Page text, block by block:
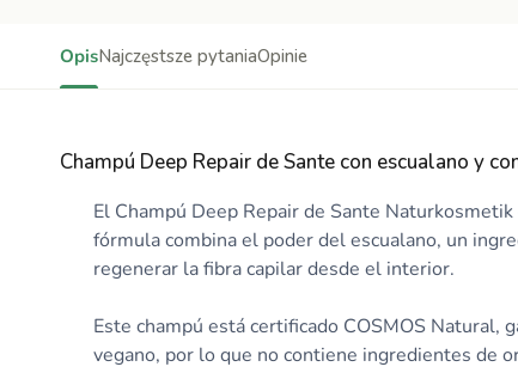
OpisNajczęstsze pytaniaOpinie
Champú Deep Repair de Sante con escualano y
El Champú Deep Repair de Sante
fórmula combina el poder del escualano, un
regenerar la fibra capilar desde el interior.
Este champú está certificado COSMOS
vegano, por lo que no contiene ingredientes de